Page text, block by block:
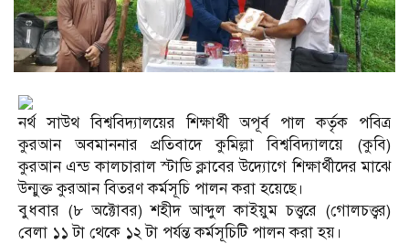
নর্থ সাউথ বিশ্ববিদ্যালয়ের শিক্ষার্থী অপূর্ব পাল কর্তৃক পবিত্র
কুরআন অবমাননার প্রতিবাদে কুমিল্লা বিশ্ববিদ্যালয়ে (কুবি)
কুরআন এন্ড কালচারাল স্টাডি ক্লাবের উদ্যোগে শিক্ষার্থীদের মাঝে
উন্মুক্ত কুরআন বিতরণ কর্মসূচি পালন করা হয়েছে।
বুধবার (৮ অক্টোবর) শহীদ আব্দুল কাইয়ুম চত্ত্বরে (গোলচত্ত্বর)
বেলা ১১ টা থেকে ১২ টা পর্যন্ত কর্মসূচিটি পালন করা হয়।